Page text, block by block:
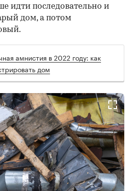
идти последовательно и
дом, а потом
амнистия в 2022 году: как
дом